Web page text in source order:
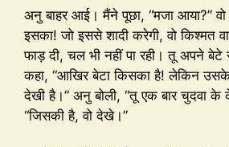
अनु बाहर आई। मैंने पूछा, “मजा आया?” वो
इसका! जो इससे शादी करेगी, वो किश्मत
फाड़ दी, चल भी नहीं पा रही। तू अपने
कहा, “आखिर बेटा किसका है! लेकिन
देखी है।” अनु बोली, “तू एक बार चुदवा के
“जिसकी है, वो देखे।”